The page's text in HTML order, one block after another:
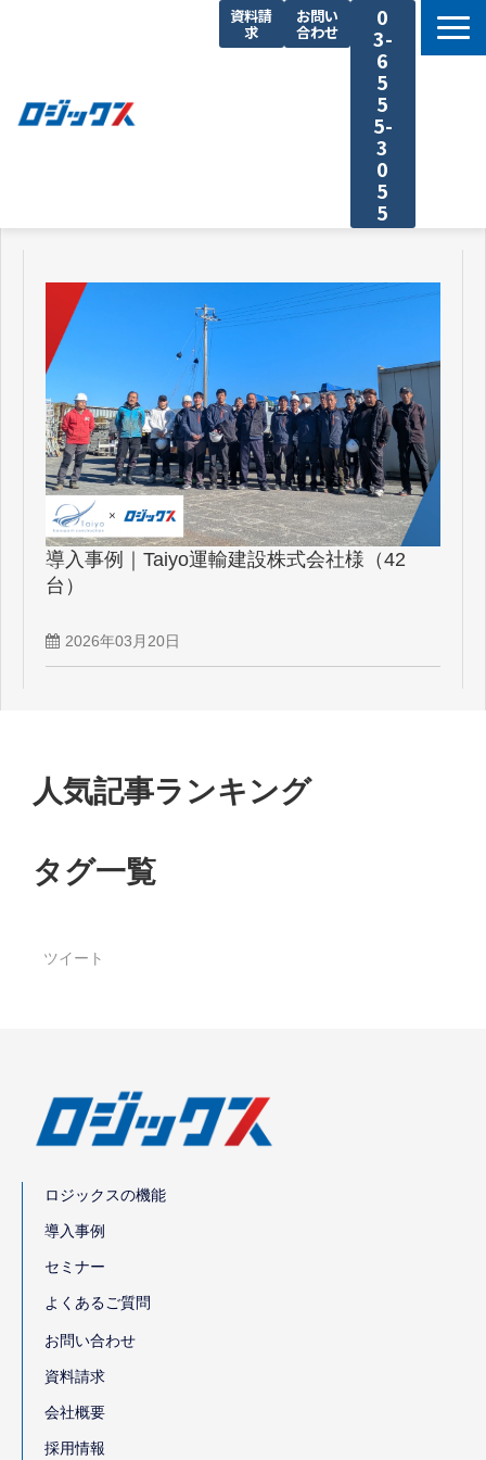
資料請
求
お問い
合わせ
0
3-
6
5
5
5-
3
0
5
5
機能まとめ
料金プラン
セミナー
よくあるご質問
運送業の原価計算 まるわかり特集
導入事例｜Taiyo運輸建設株式会社様（42
台）
2026年03月20日
人気記事ランキング
タグ一覧
ツイート
ロジックスの機能
導入事例
セミナー
よくあるご質問
お問い合わせ
資料請求
会社概要
採用情報